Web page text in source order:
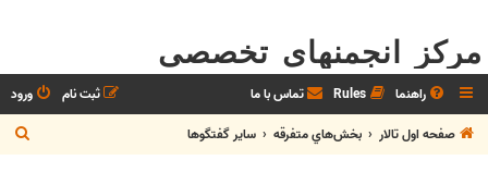
مرکز انجمنهای تخصصی
راهنما Rules تماس با ما ورود
ثبت نام
صفحه اول تالار
بخش‌‌هاي متفرقه ساير گفتگوها
س